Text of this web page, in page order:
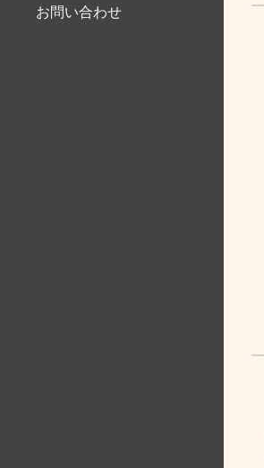
お問い合わせ